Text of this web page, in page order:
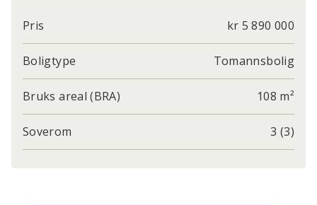
Pris kr 5 890 000
Boligtype Tomannsbolig
Bruks areal (BRA) 108 m²
Soverom 3 (3)